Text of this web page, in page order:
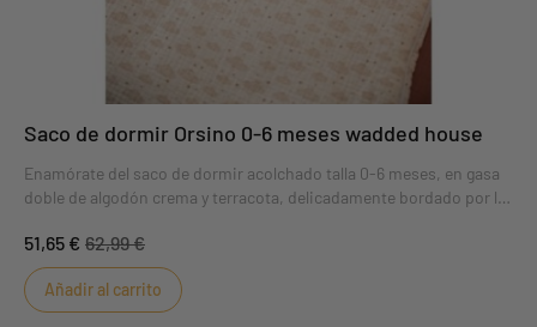
Saco de dormir Orsino 0-6 meses wadded house
Enamórate del saco de dormir acolchado talla 0-6 meses, en gasa
doble de algodón crema y terracota, delicadamente bordado por la
motivos finos, tiernos y delicados de la colección Orsino. Ideal
como regalo. Bolsa de bienvenida incluida, para regalar o llevar el
saco de dormir.
51,65 € 62,99 €
Añadir al carrito